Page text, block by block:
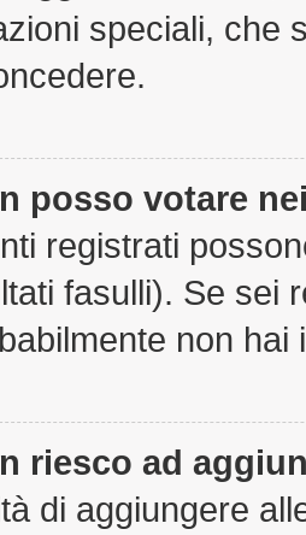
speciali, che
posso votare
registrati
fasulli). Se sei
non hai
riesco ad
di aggiungere